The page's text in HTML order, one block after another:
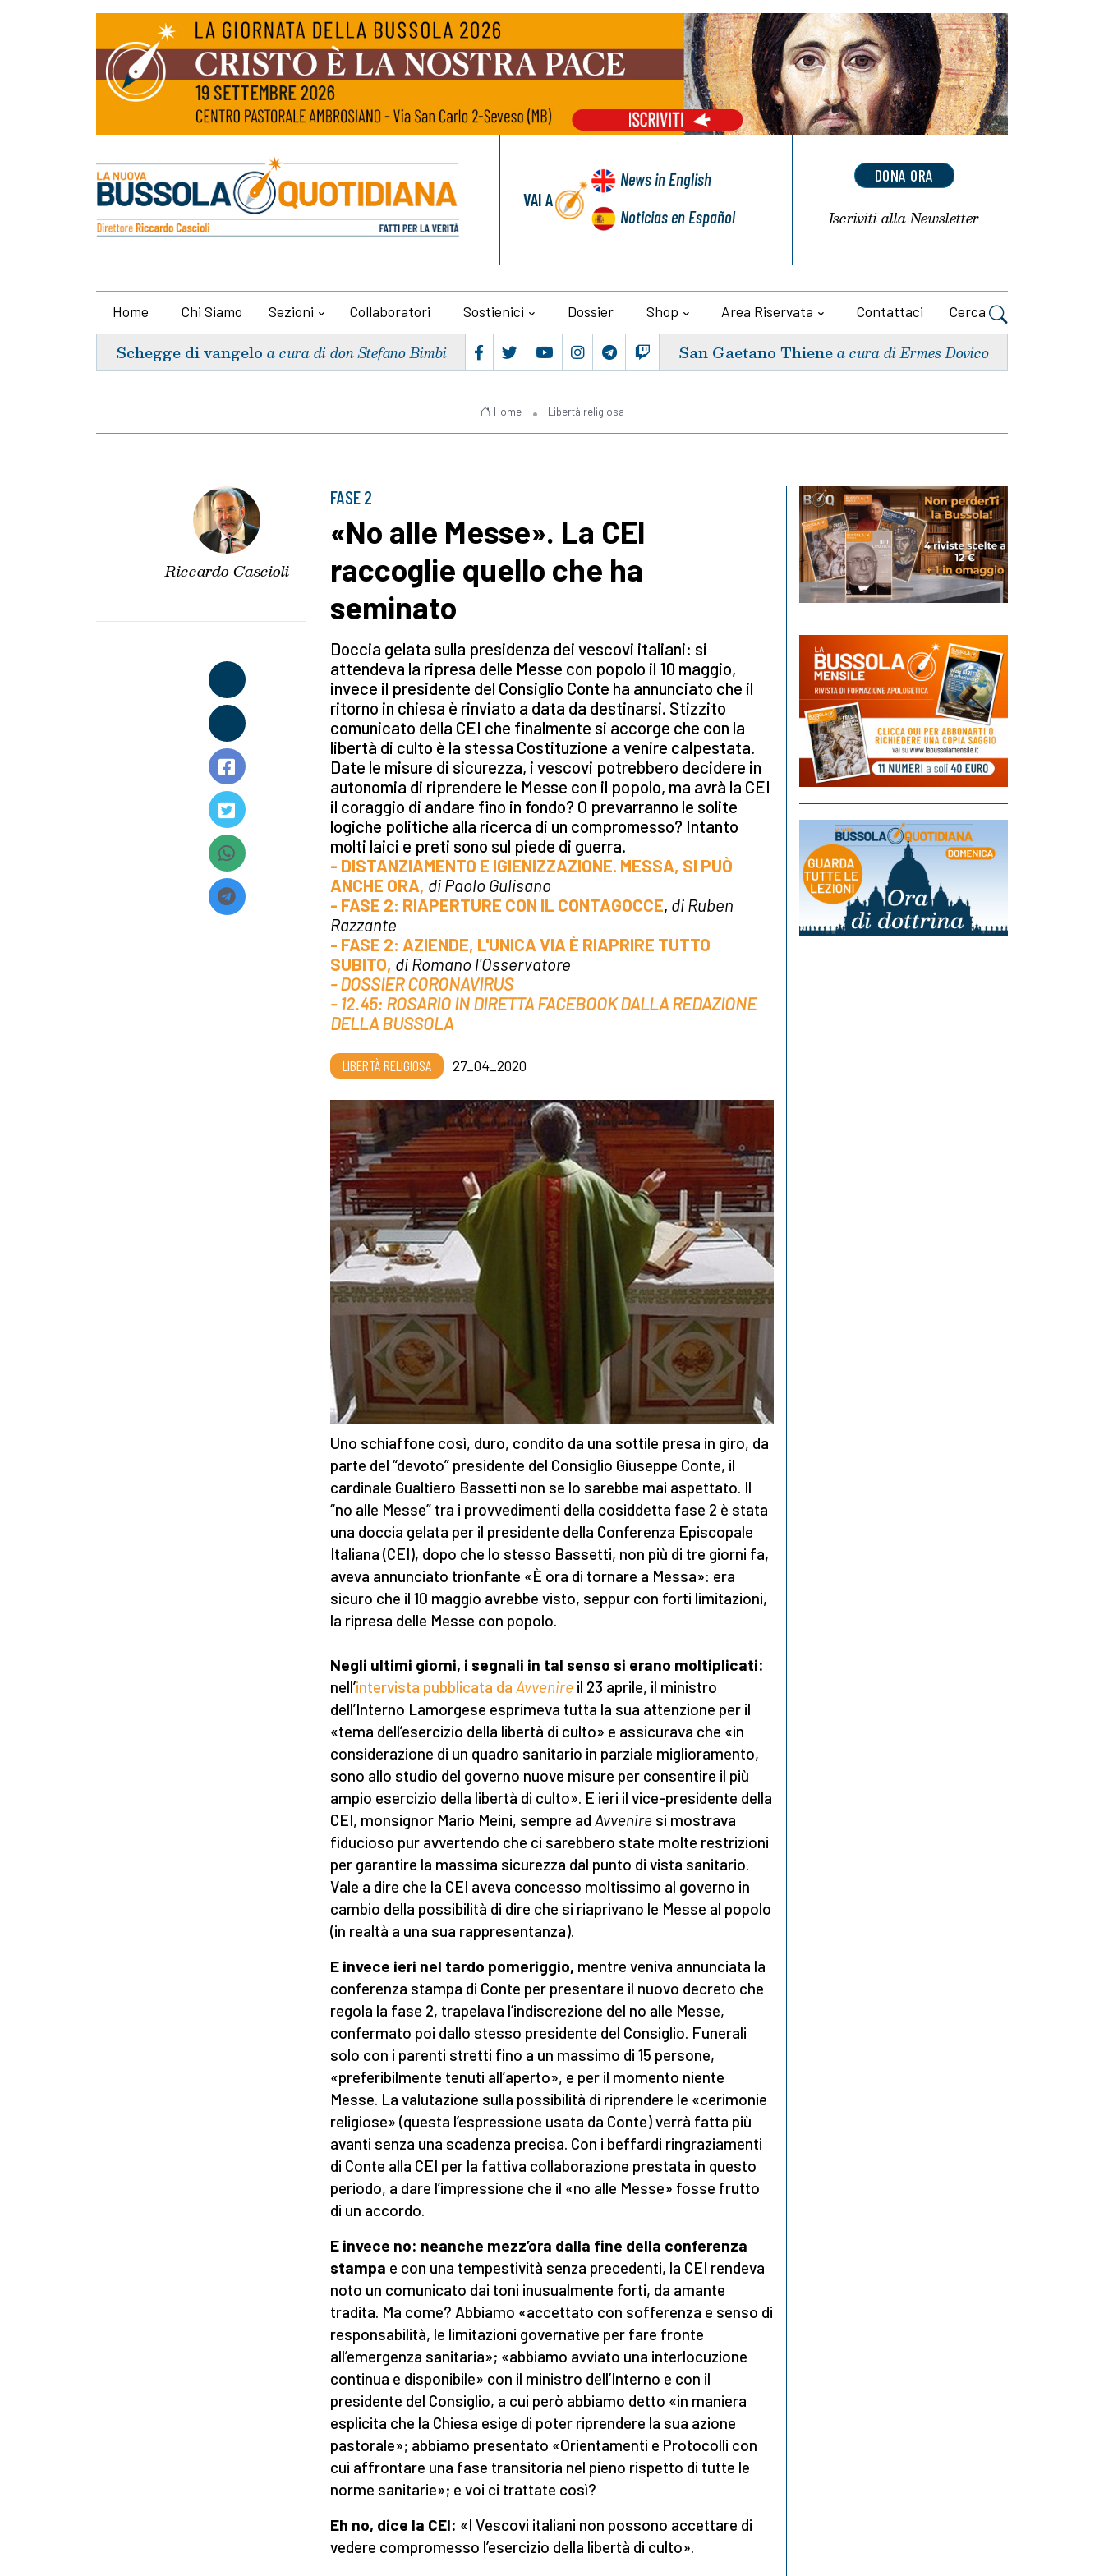
VAI A
Newsin English
Noticiasen Español
DONA ORA
Iscriviti allaNewsletter
Home Chi Siamo Sezioni Collaboratori Sostienici Dossier Shop Area Riservata Contattaci Cerca
Schegge di vangelo a cura di don Stefano Bimbi San Gaetano Thiene a cura di Ermes Dovico
Home Libertà religiosa
Riccardo Cascioli
FASE 2
«No alle Messe». La CEI
raccoglie quello che ha
seminato
Doccia gelata sulla presidenza dei vescovi italiani: si
attendeva la ripresa delle Messe con popolo il 10 maggio,
invece il presidente del Consiglio Conte ha annunciato che il
ritorno in chiesa è rinviato a data da destinarsi. Stizzito
comunicato della CEI che finalmente si accorge che con la
libertà di culto è la stessa Costituzione a venire calpestata.
Date le misure di sicurezza, i vescovi potrebbero decidere in
autonomia di riprendere le Messe con il popolo, ma avrà la CEI
il coraggio di andare fino in fondo? O prevarranno le solite
logiche politiche alla ricerca di un compromesso? Intanto
molti laici e preti sono sul piede di guerra.
- DISTANZIAMENTO E IGIENIZZAZIONE. MESSA, SI PUÒ
ANCHE ORA, di Paolo Gulisano
- FASE 2: RIAPERTURE CON IL CONTAGOCCE, di Ruben
Razzante
- FASE 2: AZIENDE, L'UNICA VIA È RIAPRIRE TUTTO
SUBITO, di Romano l'Osservatore
- DOSSIER CORONAVIRUS
- 12.45: ROSARIO IN DIRETTA FACEBOOK DALLA REDAZIONE
DELLA BUSSOLA
LIBERTÀ RELIGIOSA 27_04_2020
Uno schiaffone così, duro, condito da una sottile presa in giro, da
parte del “devoto” presidente del Consiglio Giuseppe Conte, il
cardinale Gualtiero Bassetti non se lo sarebbe mai aspettato. Il
“no alle Messe” tra i provvedimenti della cosiddetta fase 2 è stata
una doccia gelata per il presidente della Conferenza Episcopale
Italiana (CEI), dopo che lo stesso Bassetti, non più di tre giorni fa,
aveva annunciato trionfante «È ora di tornare a Messa»: era
sicuro che il 10 maggio avrebbe visto, seppur con forti limitazioni,
la ripresa delle Messe con popolo.
Negli ultimi giorni, i segnali in tal senso si erano moltiplicati:
nell’intervista pubblicata da Avvenire il 23 aprile, il ministro
dell’Interno Lamorgese esprimeva tutta la sua attenzione per il
«tema dell’esercizio della libertà di culto» e assicurava che «in
considerazione di un quadro sanitario in parziale miglioramento,
sono allo studio del governo nuove misure per consentire il più
ampio esercizio della libertà di culto». E ieri il vice-presidente della
CEI, monsignor Mario Meini, sempre ad Avvenire si mostrava
fiducioso pur avvertendo che ci sarebbero state molte restrizioni
per garantire la massima sicurezza dal punto di vista sanitario.
Vale a dire che la CEI aveva concesso moltissimo al governo in
cambio della possibilità di dire che si riaprivano le Messe al popolo
(in realtà a una sua rappresentanza).
E invece ieri nel tardo pomeriggio, mentre veniva annunciata la
conferenza stampa di Conte per presentare il nuovo decreto che
regola la fase 2, trapelava l’indiscrezione del no alle Messe,
confermato poi dallo stesso presidente del Consiglio. Funerali
solo con i parenti stretti fino a un massimo di 15 persone,
«preferibilmente tenuti all’aperto», e per il momento niente
Messe. La valutazione sulla possibilità di riprendere le «cerimonie
religiose» (questa l’espressione usata da Conte) verrà fatta più
avanti senza una scadenza precisa. Con i beffardi ringraziamenti
di Conte alla CEI per la fattiva collaborazione prestata in questo
periodo, a dare l’impressione che il «no alle Messe» fosse frutto
di un accordo.
E invece no: neanche mezz’ora dalla fine della conferenza
stampa e con una tempestività senza precedenti, la CEI rendeva
noto un comunicato dai toni inusualmente forti, da amante
tradita. Ma come? Abbiamo «accettato con sofferenza e senso di
responsabilità, le limitazioni governative per fare fronte
all’emergenza sanitaria»; «abbiamo avviato una interlocuzione
continua e disponibile» con il ministro dell’Interno e con il
presidente del Consiglio, a cui però abbiamo detto «in maniera
esplicita che la Chiesa esige di poter riprendere la sua azione
pastorale»; abbiamo presentato «Orientamenti e Protocolli con
cui affrontare una fase transitoria nel pieno rispetto di tutte le
norme sanitarie»; e voi ci trattate così?
Eh no, dice la CEI: «I Vescovi italiani non possono accettare di
vedere compromesso l’esercizio della libertà di culto».